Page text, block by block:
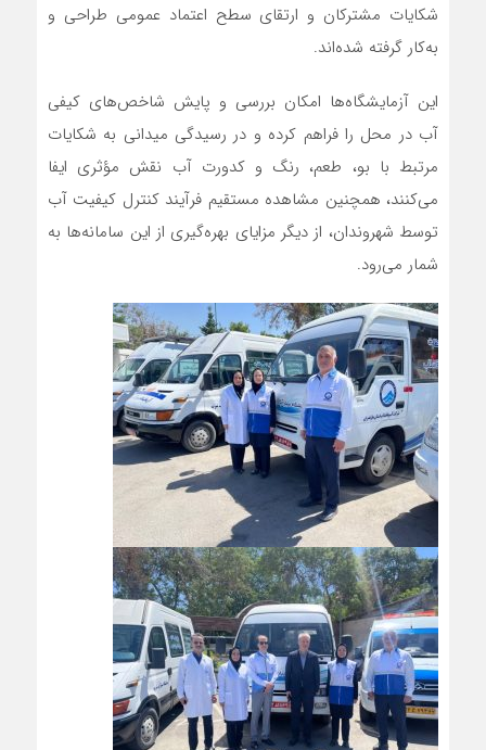
شکایات مشترکان و ارتقای سطح اعتماد عمومی طراحی و
به‌کار گرفته شده‌اند.
این آزمایشگاه‌ها امکان بررسی و پایش شاخص‌های کیفی
آب در محل را فراهم کرده و در رسیدگی میدانی به شکایات
مرتبط با بو، طعم، رنگ و کدورت آب نقش مؤثری ایفا
می‌کنند، همچنین مشاهده مستقیم فرآیند کنترل کیفیت آب
توسط شهروندان، از دیگر مزایای بهره‌گیری از این سامانه‌ها به
شمار می‌رود.